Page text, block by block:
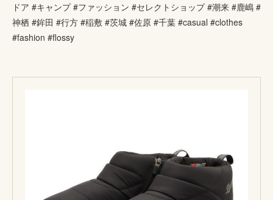
ドア #キャンプ #ファッション #セレクトショップ #潮来 #鹿嶋 #
神栖 #鉾田 #行方 #稲敷 #茨城 #佐原 #千葉 #casual #clothes
#fashion #flossy